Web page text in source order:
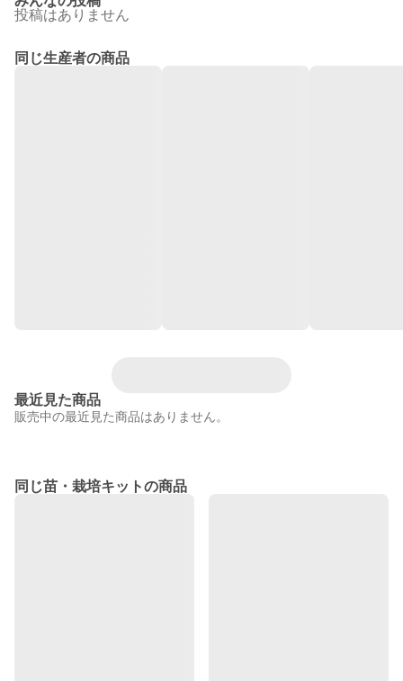
投稿はありません
同じ生産者の商品
最近見た商品
販売中の最近見た商品はありません。
同じ苗・栽培キットの商品